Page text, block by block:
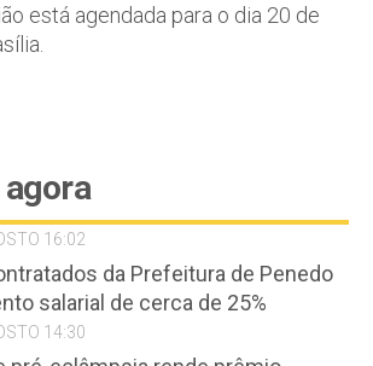
está agendada para o dia 20 de
16:02
da Prefeitura de Penedo
salarial de cerca de 25%
14:30